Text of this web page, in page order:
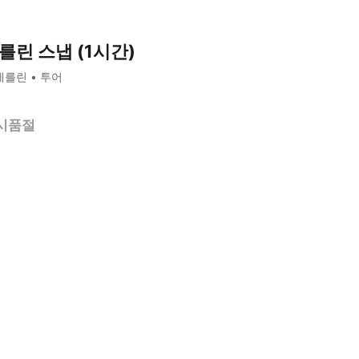
린 스냅 (1시간)
를린 투어
품절